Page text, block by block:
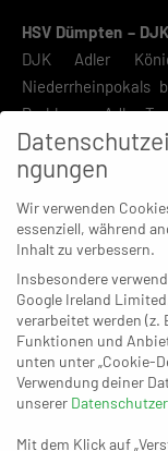
HSV Dümpten –
DJK Adler
Niederrheinpokals
Probleme. Adler-
Linkshänder Elias
übrigen Akteure
Basis setzten die
Gegenstöße an
Vorsprung, der
Gefahr geriet.
zum Einsatz zu
dabei sogar in die
In der nächsten
ngungen
Wir verwenden
essenziell, während
Inhalt zu verbessern.
Insbesondere
Google Ireland
verarbeitet werden (z.
Funktionen und
unten unter „Cookie-
Verwendung deiner
unserer
Mit dem Klick auf